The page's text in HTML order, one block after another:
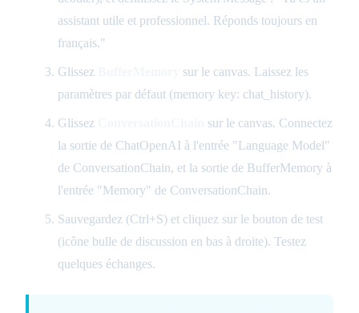
assistant utile et professionnel. Réponds toujours en
français."
Glissez
sur le canvas. Laissez les
paramètres par défaut (memory key: chat_history).
Glissez
sur le canvas. Connectez
la sortie de ChatOpenAI à l'entrée "Language Model"
de ConversationChain, et la sortie de BufferMemory à
l'entrée "Memory" de ConversationChain.
Sauvegardez (Ctrl+S) et cliquez sur le bouton de test
(icône bulle de discussion en bas à droite). Testez
quelques échanges.